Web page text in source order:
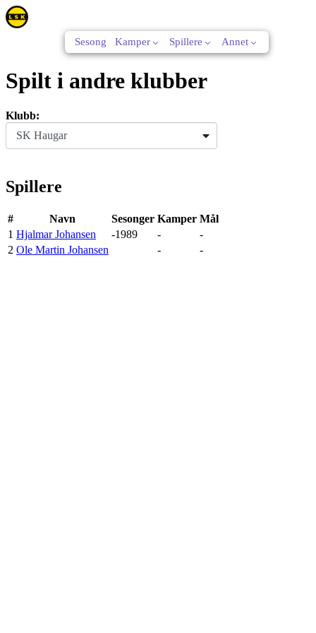
Sesong Kamper Spillere Annet
Spilt i andre klubber
Klubb:
SK Haugar
Spillere
# Navn Sesonger Kamper Mål
1 Hjalmar Johansen -1989 -
-
2 Ole Martin Johansen - -